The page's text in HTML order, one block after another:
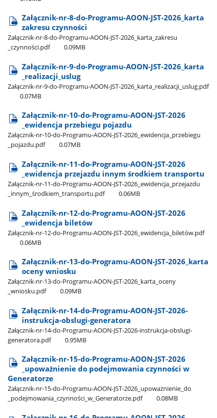
Załącznik-nr-8-do-Programu-AOON-JST-2026​_karta
zakresu czynności
Załącznik-nr-8-do-Programu-AOON-JST-2026​_karta​_zakresu​
_czynności.pdf
0.09MB
Załącznik-nr-9-do-Programu-AOON-JST-2026​_karta​
_realizacji​_uslug
Załącznik-nr-9-do-Programu-AOON-JST-2026​_karta​_realizacji​_uslug.pdf
0.07MB
Załącznik-nr-10-do-Programu-AOON-JST-2026​
_ewidencja przebiegu pojazdu
Załącznik-nr-10-do-Programu-AOON-JST-2026​_ewidencja​_przebiegu​
_pojazdu.pdf
0.07MB
Załącznik-nr-11-do-Programu-AOON-JST-2026​
_ewidencja przejazdu innym środkiem transportu
Załącznik-nr-11-do-Programu-AOON-JST-2026​_ewidencja​_przejazdu​
_innym​_środkiem​_transportu.pdf
0.06MB
Załącznik-nr-12-do-Programu-AOON-JST-2026​
_ewidencja biletów
Załącznik-nr-12-do-Programu-AOON-JST-2026​_ewidencja​_biletów.pdf
0.06MB
Załącznik-nr-13-do-Programu-AOON-JST-2026​_karta
oceny wniosku
Załącznik-nr-13-do-Programu-AOON-JST-2026​_karta​_oceny​
_wniosku.pdf
0.09MB
Załącznik-nr-14-do-Programu-AOON-JST-2026-
instrukcja-obslugi-generatora
Załącznik-nr-14-do-Programu-AOON-JST-2026-instrukcja-obslugi-
generatora.pdf
0.95MB
Załącznik-nr-15-do-Programu-AOON-JST-2026​
_upoważnienie do podejmowania czynności w
Generatorze
Załącznik-nr-15-do-Programu-AOON-JST-2026​_upoważnienie​_do​
_podejmowania​_czynności​_w​_Generatorze.pdf
0.08MB